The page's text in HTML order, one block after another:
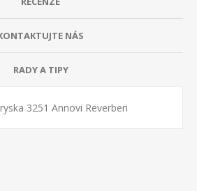
NÁS
RADY A TIPY
3251 Annovi Reverberi